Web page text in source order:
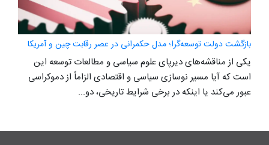
بازگشت دولت توسعه‌گرا؛ مدل حکمرانی در عصر رقابت چین و آمریکا
یکی از مناقشه‌های دیرپای علوم سیاسی و مطالعات توسعه این
است که آیا مسیر نوسازی سیاسی و اقتصادی الزاماً از دموکراسی
عبور می‌کند یا اینکه در برخی شرایط تاریخی، دو...